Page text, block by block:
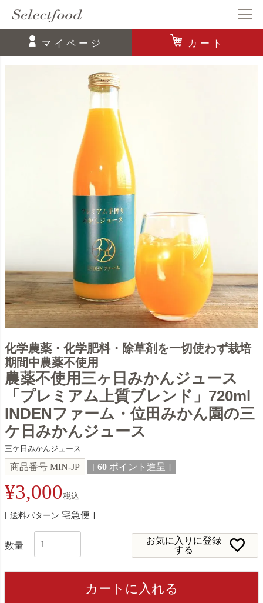
マイページ カート
化学農薬・化学肥料・除草剤を一切使わず栽培
期間中農薬不使用
農薬不使用三ヶ日みかんジュース
「プレミアム上質ブレンド」720ml
INDENファーム・位田みかん園の三
ケ日みかんジュース
三ケ日みかんジュース
商品番号 MIN-JP [ 60 ポイント進呈 ]
¥3,000税込
送料パターン 宅急便
お気に入りに登録
する
カートに入れる